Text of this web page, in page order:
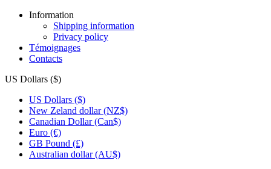
Information
Shipping information
Privacy policy
Témoignages
Contacts
US Dollars ($)
US Dollars ($)
New Zeland dollar (NZ$)
Canadian Dollar (Can$)
Euro (€)
GB Pound (£)
Australian dollar (AU$)